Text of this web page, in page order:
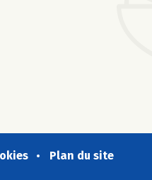
Plan du site